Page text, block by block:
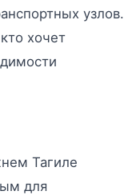
узлов.
хочет
Тагиле
для